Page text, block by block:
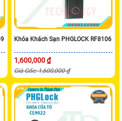
Khóa Khách Sạn PHGLOCK RF8106
1,600,000 ₫
Giá Gốc: 1,600,000 ₫